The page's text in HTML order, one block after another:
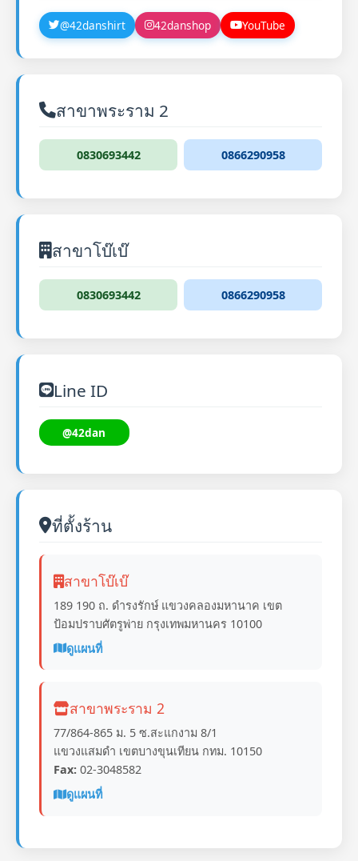
@42danshirt 42danshop YouTube
สาขาพระราม 2
0830693442 0866290958
สาขาโบ๊เบ๊
0830693442 0866290958
Line ID
@42dan
ที่ตั้งร้าน
สาขาโบ๊เบ๊
189 190 ถ. ดำรงรักษ์ แขวงคลองมหานาค เขต
ป้อมปราบศัตรูพ่าย กรุงเทพมหานคร 10100
ดูแผนที่
สาขาพระราม 2
77/864-865 ม. 5 ซ.สะแกงาม 8/1
แขวงแสมดำ เขตบางขุนเทียน กทม. 10150
Fax: 02-3048582
ดูแผนที่